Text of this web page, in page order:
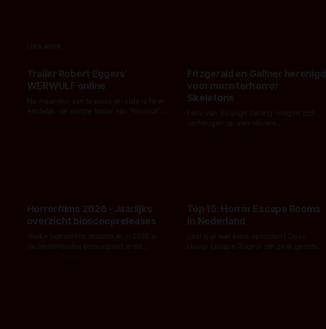
LEES MEER
Trailer Robert Eggers'
WERWULF online
Na maanden van teasers en stills is hij er
eindelijk: de eerste trailer van 'Werwulf'.
Fitzgerald en Gallner herenigd
voor monsterhorror
Skeletons
Fans van 'Strange Darling' mogen zich
verheugen op een nieuwe
Horrorfilms 2026 - Jaarlijks
overzicht bioscoopreleases
Welke horrorfilms draaien er in 2026 in
de Nederlandse bioscopen? In dit
Top 15: Horror Escape Rooms
in Nederland
Laat jij je wel eens opsluiten? Deze
Horror Escape Rooms zijn zeer geschikt